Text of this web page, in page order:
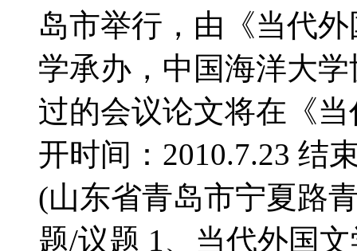
岛市举行，由《当代
学承办，中国海洋大
过的会议论文将在《
开时间：2010.7.23 结
(山东省青岛市宁夏路
题/议题 1、当代外国文